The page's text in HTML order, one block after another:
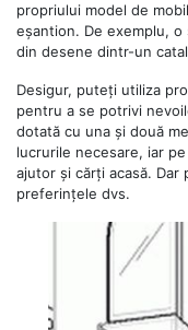
propriului model de
eșantion. De exemplu,
din desene dintr-un
Desigur, puteți utiliza
pentru a se potrivi
dotată cu una și două
lucrurile necesare, iar
ajutor și cărți acasă.
preferințele dvs.